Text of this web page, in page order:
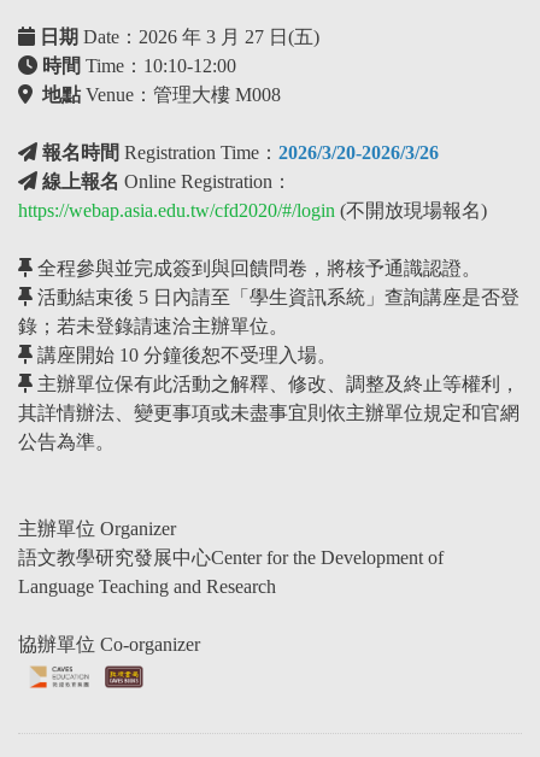
日期 Date ： 2026 年 3 月 27 日(五)
時間 Time：10:10-12:00
地點 Venue：管理大樓 M008
報名時間 Registration Time： 2026/3/20-2026/3/26
線上報名 Online Registration：
https://webap.asia.edu.tw/cfd2020/#/login (不開放現場報名)
全程參與並完成簽到與回饋問卷，將核予通識認證。
活動結束後 5 日內請至「學生資訊系統」查詢講座是否登
錄；若未登錄請速洽主辦單位。
講座開始 10 分鐘後恕不受理入場。
主辦單位保有此活動之解釋、修改、調整及終止等權利，
其詳情辦法、變更事項或未盡事宜則依主辦單位規定和官網
公告為準。
主辦單位 Organizer
語文教學研究發展中心Center for the Development of
Language Teaching and Research
協辦單位 Co-organizer